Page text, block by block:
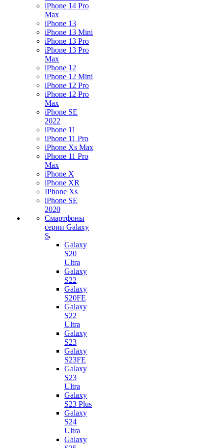
iPhone 14 Pro
Max
iPhone 13
iPhone 13 Mini
iPhone 13 Pro
iPhone 13 Pro
Max
iPhone 12
iPhone 12 Mini
iPhone 12 Pro
iPhone 12 Pro
Max
iPhone SE
2022
iPhone 11
iPhone 11 Pro
iPhone Xs Max
iPhone 11 Pro
Max
iPhone X
iPhone XR
IPhone Xs
iPhone SE
2020
Смартфоны
серии Galaxy
S
Galaxy
S20
Ultra
Galaxy
S22
Galaxy
S20FE
Galaxy
S22
Ultra
Galaxy
S23
Galaxy
S23FE
Galaxy
S23
Ultra
Galaxy
S23 Plus
Galaxy
S24
Ultra
Galaxy